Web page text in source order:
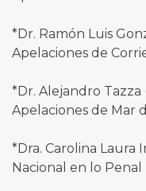
*Dr. Ramón Luis
Apelaciones de
*Dr. Alejandro Tazza
Apelaciones de Mar
*Dra. Carolina Laura
Nacional en lo Penal